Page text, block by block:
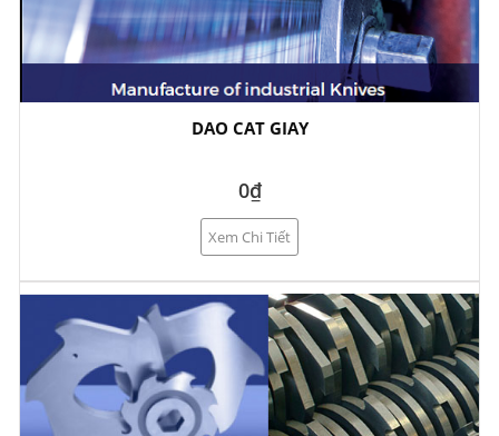
DAO CAT GIAY
0₫
Xem Chi Tiết